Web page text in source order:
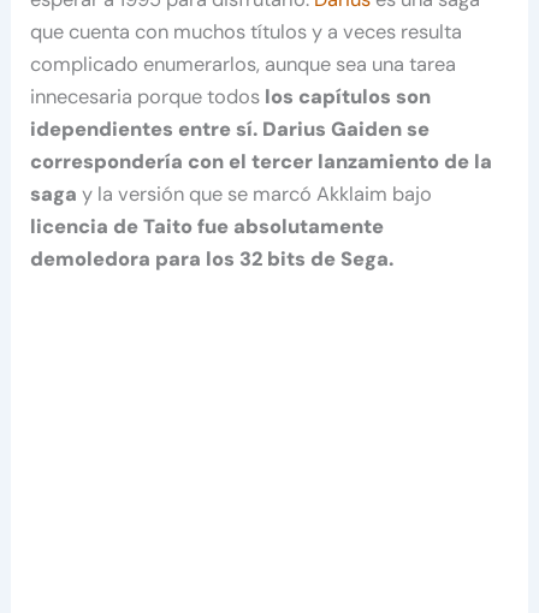
que cuenta con muchos títulos y a veces resulta
complicado enumerarlos, aunque sea una tarea
innecesaria porque todos los capítulos son
idependientes entre sí. Darius Gaiden se
correspondería con el tercer lanzamiento de la
saga y la versión que se marcó Akklaim bajo
licencia de Taito fue absolutamente
demoledora para los 32 bits de Sega.